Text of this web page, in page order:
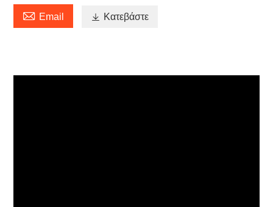
 Email  Κατεβάστε